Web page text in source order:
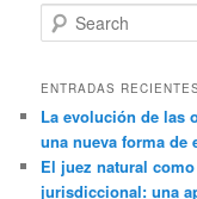
Search
ENTRADAS
La evolución de las
una nueva forma de
El juez natural
jurisdiccional: una